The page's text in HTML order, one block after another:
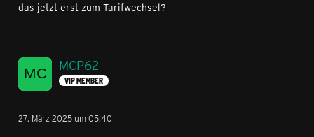
das jetzt erst zum Tarifwechsel?
MCP62
VIP MEMBER
27. März 2025 um 05:40